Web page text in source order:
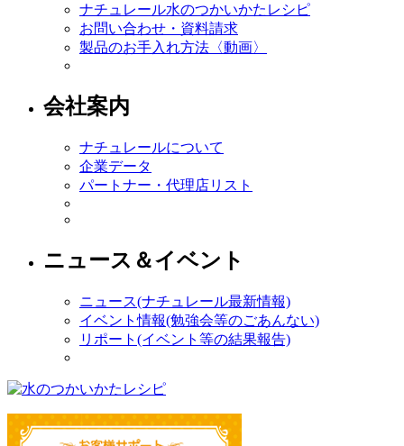
ナチュレール水のつかいかたレシピ
お問い合わせ・資料請求
製品のお手入れ方法〈動画〉
会社案内
ナチュレールについて
企業データ
パートナー・代理店リスト
ニュース＆イベント
ニュース(ナチュレール最新情報)
イベント情報(勉強会等のごあんない)
リポート(イベント等の結果報告)